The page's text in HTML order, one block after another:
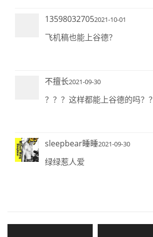
135980327052021-10-01
飞机稿也能上谷德？
不擅长2021-09-30
？？？这样都能上谷德的吗？？
sleepbear睡睡2021-09-30
绿绿惹人爱